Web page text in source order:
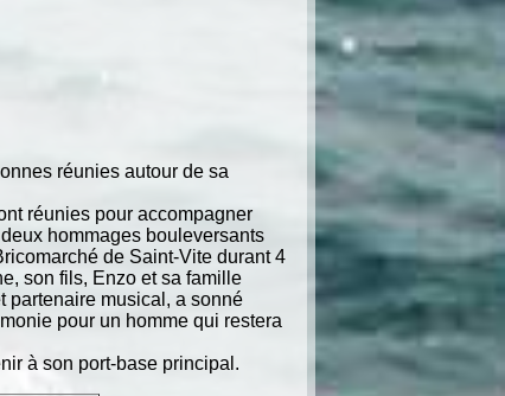
réunies autour de sa
réunies pour accompagner
hommages bouleversants
de Saint-Vite durant 4
son fils, Enzo et sa famille
partenaire musical, a sonné
pour un homme qui restera
à son port-base principal.